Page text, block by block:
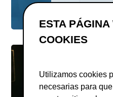
ESTA
COOKIES
Utilizamos cookies
necesarias para